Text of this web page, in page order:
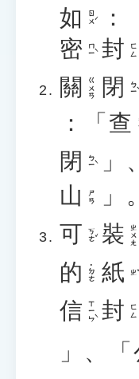
如 ㄖㄨˊ ：
密 ㄇㄧˋ 封 ㄈㄥ
關 ㄍㄨㄢ 閉 ㄅㄧˋ
：「 查
閉 ㄅㄧˋ 」
山 ㄕㄢ
」。
可 ㄎㄜˇ 裝 ㄓㄨㄤ
的 ˙ㄉㄜ 紙 ㄓˇ
信 ㄒㄧㄣˋ 封 ㄈㄥ
」、「